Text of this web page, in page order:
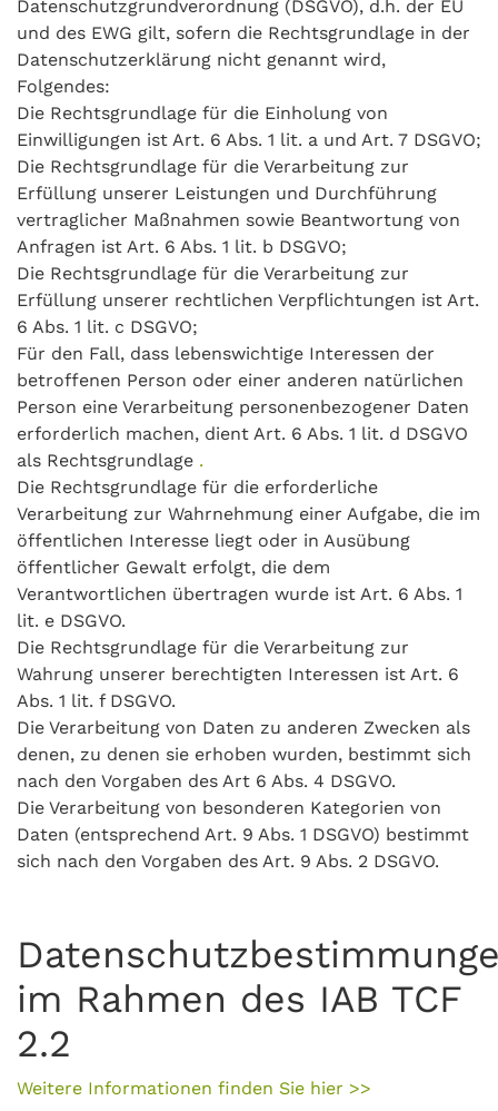
Datenschutzgrundverordnung (DSGVO), d.h. der EU
und des EWG gilt, sofern die Rechtsgrundlage in der
Datenschutzerklärung nicht genannt wird,
Folgendes:
Die Rechtsgrundlage für die Einholung von
Einwilligungen ist Art. 6 Abs. 1 lit. a und Art. 7 DSGVO;
Die Rechtsgrundlage für die Verarbeitung zur
Erfüllung unserer Leistungen und Durchführung
vertraglicher Maßnahmen sowie Beantwortung von
Anfragen ist Art. 6 Abs. 1 lit. b DSGVO;
Die Rechtsgrundlage für die Verarbeitung zur
Erfüllung unserer rechtlichen Verpflichtungen ist Art.
6 Abs. 1 lit. c DSGVO;
Für den Fall, dass lebenswichtige Interessen der
betroffenen Person oder einer anderen natürlichen
Person eine Verarbeitung personenbezogener Daten
erforderlich machen, dient Art. 6 Abs. 1 lit. d DSGVO
als Rechtsgrundlage .
Die Rechtsgrundlage für die erforderliche
Verarbeitung zur Wahrnehmung einer Aufgabe, die im
öffentlichen Interesse liegt oder in Ausübung
öffentlicher Gewalt erfolgt, die dem
Verantwortlichen übertragen wurde ist Art. 6 Abs. 1
lit. e DSGVO.
Die Rechtsgrundlage für die Verarbeitung zur
Wahrung unserer berechtigten Interessen ist Art. 6
Abs. 1 lit. f DSGVO.
Die Verarbeitung von Daten zu anderen Zwecken als
denen, zu denen sie erhoben wurden, bestimmt sich
nach den Vorgaben des Art 6 Abs. 4 DSGVO.
Die Verarbeitung von besonderen Kategorien von
Daten (entsprechend Art. 9 Abs. 1 DSGVO) bestimmt
sich nach den Vorgaben des Art. 9 Abs. 2 DSGVO.
im Rahmen des IAB TCF
2.2
Weitere Informationen finden Sie hier >>